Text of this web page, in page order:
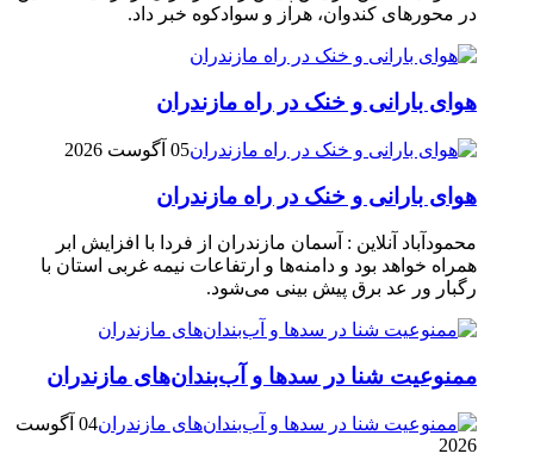
در محور‌های کندوان، هراز و سوادکوه خبر داد.
هوای بارانی و خنک در راه مازندران
05 آگوست 2026
هوای بارانی و خنک در راه مازندران
محمودآباد آنلاین : آسمان مازندران از فردا با افزایش ابر
همراه خواهد بود و دامنه‌ها و ارتفاعات نیمه غربی استان با
رگبار ور عد برق پیش بینی می‌شود.
ممنوعیت شنا در سدها و آب‌بندان‌‌های مازندران
04 آگوست
2026